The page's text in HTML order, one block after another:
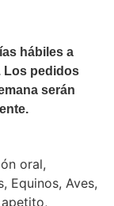
hábiles a
Los pedidos
serán
oral,
Equinos, Aves,